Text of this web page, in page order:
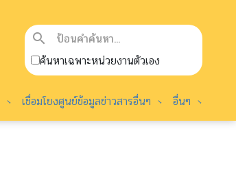
search
ค้นหาเฉพาะหน่วยงานตัวเอง
เชื่อมโยงศูนย์ข้อมูลข่าวสารอื่นๆ อื่นๆ